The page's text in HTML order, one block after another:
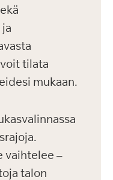
tilata
mukaan.
vaihtelee –
talon